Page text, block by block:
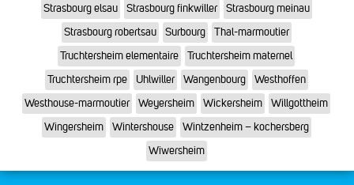
Strasbourg elsau
Strasbourg finkwiller
Strasbourg meinau
Strasbourg robertsau
Surbourg
Thal-marmoutier
Truchtersheim elementaire
Truchtersheim maternel
Truchtersheim rpe
Uhlwiller Wangenbourg
Westhoffen
Westhouse-marmoutier
Weyersheim Wickersheim
Willgottheim
Wingersheim
Wintershouse
Wintzenheim – kochersberg
Wiwersheim